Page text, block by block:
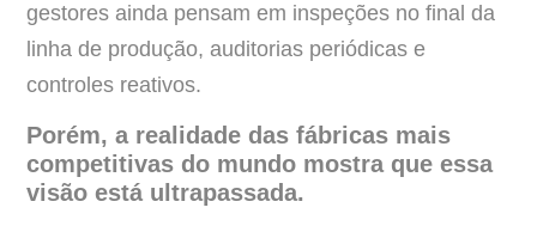
gestores ainda pensam em inspeções no final da
linha de produção, auditorias periódicas e
controles reativos.
Porém, a realidade das fábricas mais
competitivas do mundo mostra que essa
visão está ultrapassada.